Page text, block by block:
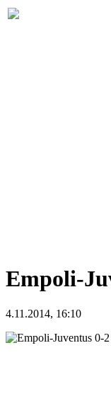
Empoli-
4.11.2014, 16:10